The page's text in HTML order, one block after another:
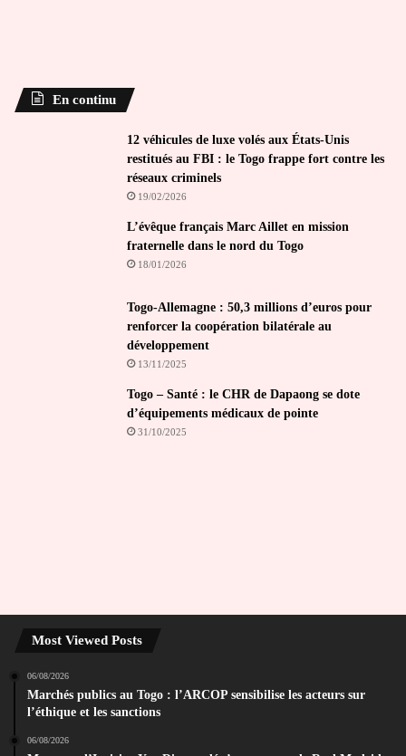
En continu
12 véhicules de luxe volés aux États-Unis
restitués au FBI : le Togo frappe fort contre les
réseaux criminels
19/02/2026
L’évêque français Marc Aillet en mission
fraternelle dans le nord du Togo
18/01/2026
Togo-Allemagne : 50,3 millions d’euros pour
renforcer la coopération bilatérale au
développement
13/11/2025
Togo – Santé : le CHR de Dapaong se dote
d’équipements médicaux de pointe
31/10/2025
Most Viewed Posts
06/08/2026
Marchés publics au Togo : l’ARCOP sensibilise les acteurs sur
l’éthique et les sanctions
06/08/2026